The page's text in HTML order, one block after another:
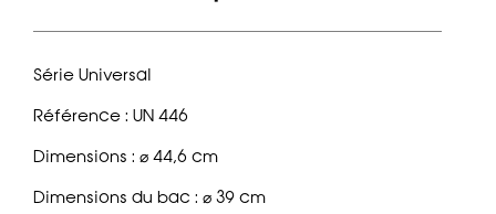
Série Universal
Référence : UN 446
Dimensions : ⌀ 44,6 cm
Dimensions du bac : ⌀ 39 cm